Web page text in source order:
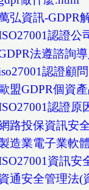
弘資訊-GDPR
認證公
法遵諮詢
認證顧問
歐盟GDPR個資
認證原
路投保資訊安
造業電子業軟
資訊安
通安全管理法(